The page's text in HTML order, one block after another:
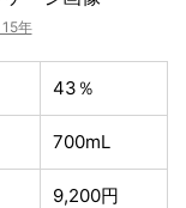
年
43％
700mL
9,200円